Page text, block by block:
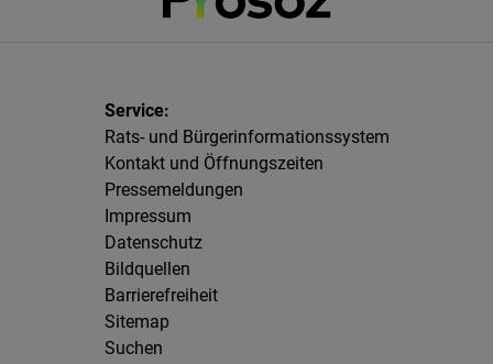
Rats- und Bürgerinformationssystem
Kontakt und Öffnungszeiten
Pressemeldungen
Impressum
Datenschutz
Bildquellen
Barrierefreiheit
Sitemap
Suchen